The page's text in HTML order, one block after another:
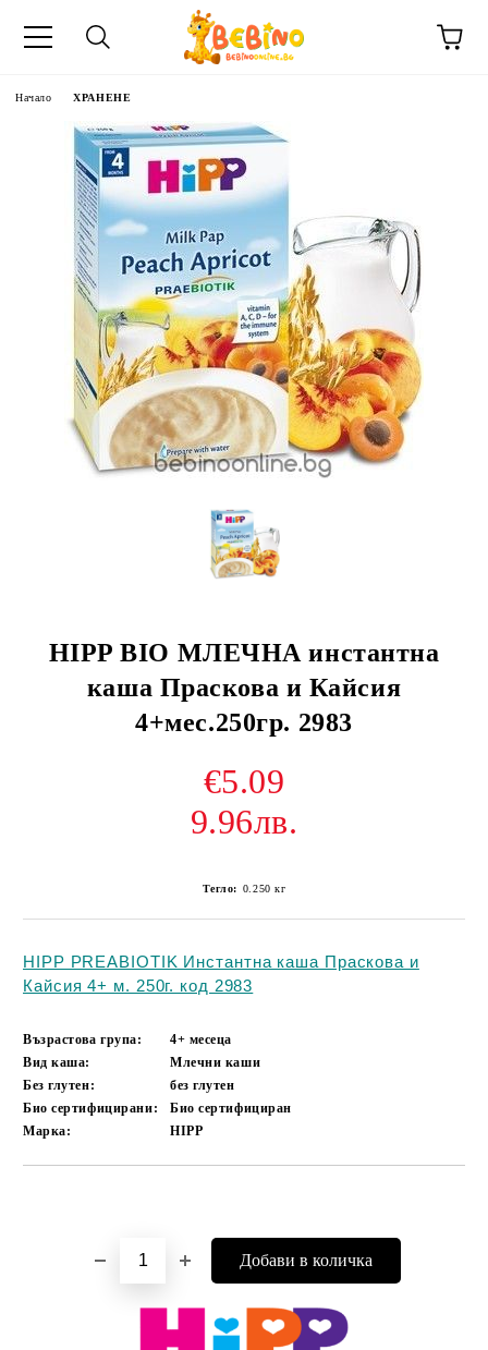
Начало ХРАНЕНЕ
HIPP BIO МЛЕЧНА инстантна
каша Праскова и Кайсия
4+мес.250гр. 2983
€5.09
9.96лв.
Тегло: 0.250 кг
HIPP PREABIOTIK Инстантна каша Праскова и
Кайсия 4+ м. 250г. код 2983
Възрастова група:
4+ месеца
Вид каша:
Млечни каши
Без глутен:
без глутен
Био сертифицирани:
Био сертифициран
Марка:
HIPP